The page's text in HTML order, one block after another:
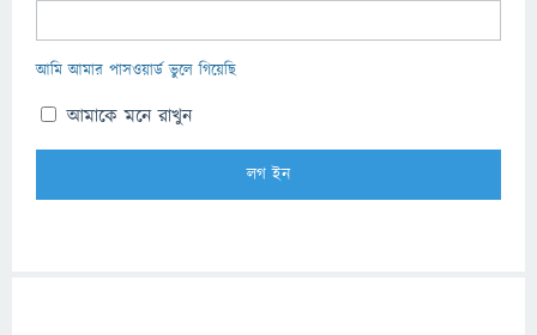
আমি আমার পাসওয়ার্ড ভুলে গিয়েছি
আমাকে মনে রাখুন